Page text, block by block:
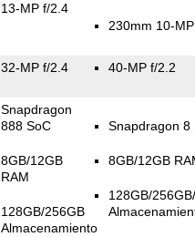
13-MP f/2.4
230mm 10-
32-MP f/2.4 40-MP f/2.2
Snapdragon
888 SoC
8GB/12GB
RAM
128GB/256GB
Almacenamiento
Snapdragon 8
8GB/12GB
128GB/